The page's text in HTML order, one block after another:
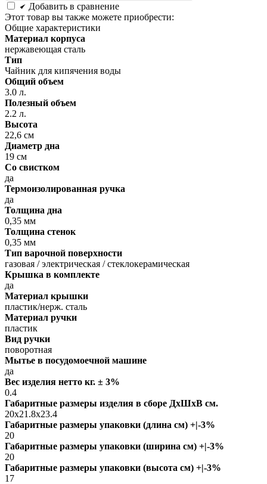
Добавить в сравнение
Этот товар вы также можете приобрести:
Общие характеристики
Материал корпуса
нержавеющая сталь
Тип
Чайник для кипячения воды
Общий объем
3.0 л.
Полезный объем
2.2 л.
Высота
22,6 см
Диаметр дна
19 см
Со свистком
да
Термоизолированная ручка
да
Толщина дна
0,35 мм
Толщина стенок
0,35 мм
Тип варочной поверхности
газовая / электрическая / стеклокерамическая
Крышка в комплекте
да
Материал крышки
пластик/нерж. сталь
Материал ручки
пластик
Вид ручки
поворотная
Мытье в посудомоечной машине
да
Вес изделия нетто кг. ± 3%
0.4
Габаритные размеры изделия в сборе ДxШxВ см.
20x21.8x23.4
Габаритные размеры упаковки (длина см) +|-3%
20
Габаритные размеры упаковки (ширина см) +|-3%
20
Габаритные размеры упаковки (высота см) +|-3%
17